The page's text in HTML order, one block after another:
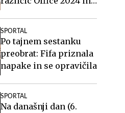
SPORTAL
Po tajnem sestanku
preobrat: Fifa priznala
napake in se opravičila
SPORTAL
Na današnji dan (6.